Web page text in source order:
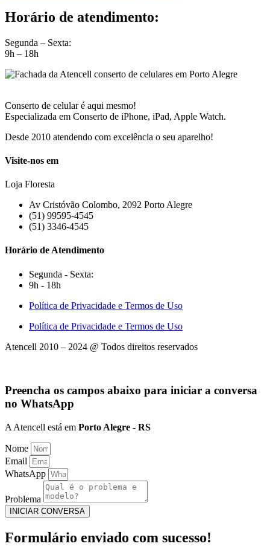
Horário de atendimento:
Segunda – Sexta:
9h – 18h
Conserto de celular é aqui mesmo!
Especializada em Conserto de iPhone, iPad, Apple Watch.
Desde 2010 atendendo com excelência o seu aparelho!
Visite-nos em
Loja Floresta
Av Cristóvão Colombo, 2092 Porto Alegre
(51) 99595-4545
(51) 3346-4545
Horário de Atendimento
Segunda - Sexta:
9h - 18h
Política de Privacidade e Termos de Uso
Política de Privacidade e Termos de Uso
Atencell 2010 – 2024 @ Todos direitos reservados
Preencha os campos abaixo para iniciar a conversa
no WhatsApp
A Atencell está em Porto Alegre - RS
Nome
Email
WhatsApp
Problema
INICIAR CONVERSA
Formulário enviado com sucesso!